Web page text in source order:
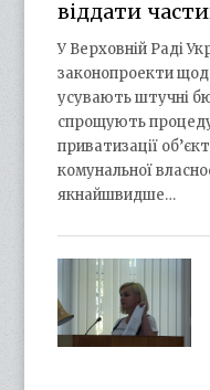
віддати
У Верховній Раді
законопроекти
усувають штучні
спрощують
приватизації
комунальної
якнайшвидше…